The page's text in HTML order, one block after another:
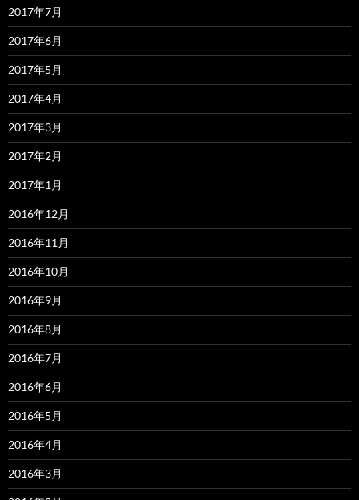
2017年7月
2017年6月
2017年5月
2017年4月
2017年3月
2017年2月
2017年1月
2016年12月
2016年11月
2016年10月
2016年9月
2016年8月
2016年7月
2016年6月
2016年5月
2016年4月
2016年3月